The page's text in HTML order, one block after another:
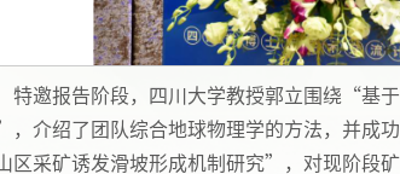
特邀报告阶段，四川大学教授郭立围绕“基
，介绍了团队综合地球物理学的方法，并成
区采矿诱发滑坡形成机制研究”，对现阶段